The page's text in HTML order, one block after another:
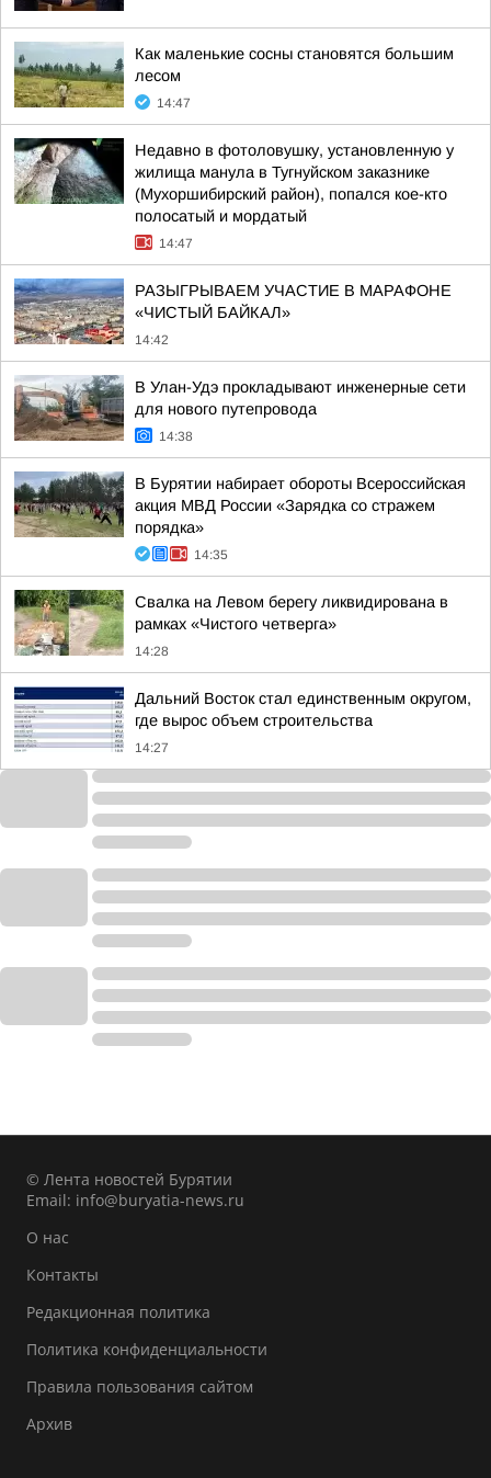
Как маленькие сосны становятся большим
лесом
14:47
Недавно в фотоловушку, установленную у
жилища манула в Тугнуйском заказнике
(Мухоршибирский район), попался кое-кто
полосатый и мордатый
14:47
РАЗЫГРЫВАЕМ УЧАСТИЕ В МАРАФОНЕ
«ЧИСТЫЙ БАЙКАЛ»
14:42
В Улан-Удэ прокладывают инженерные сети
для нового путепровода
14:38
В Бурятии набирает обороты Всероссийская
акция МВД России «Зарядка со стражем
порядка»
14:35
Свалка на Левом берегу ликвидирована в
рамках «Чистого четверга»
14:28
Дальний Восток стал единственным округом,
где вырос объем строительства
14:27
© Лента новостей Бурятии
Email: info@buryatia-news.ru
О нас
Контакты
Редакционная политика
Политика конфиденциальности
Правила пользования сайтом
Архив